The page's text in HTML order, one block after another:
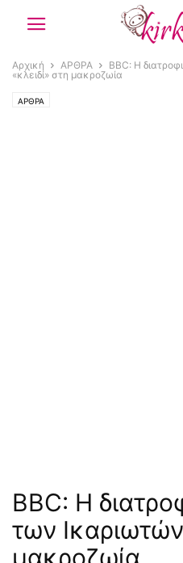
Αρχική ΑΡΘΡΑ
BBC: Η
«κλειδί» στη μακροζωία
ΑΡΘΡΑ
BBC: Η
των